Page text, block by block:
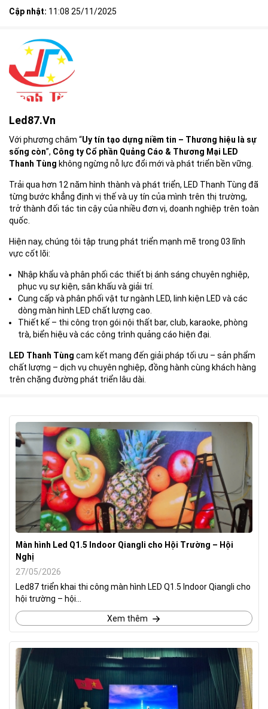
Cập nhật: 11:08 25/11/2025
Led87.vn
Với phương châm “Uy tín tạo dựng niềm tin – Thương hiệu là sự
sống còn”, Công ty Cổ phần Quảng Cáo & Thương Mại LED
Thanh Tùng không ngừng nỗ lực đổi mới và phát triển bền vững.
Trải qua hơn 12 năm hình thành và phát triển, LED Thanh Tùng đã
từng bước khẳng định vị thế và uy tín của mình trên thị trường,
trở thành đối tác tin cậy của nhiều đơn vị, doanh nghiệp trên toàn
quốc.
Hiện nay, chúng tôi tập trung phát triển mạnh mẽ trong 03 lĩnh
vực cốt lõi:
Nhập khẩu và phân phối các thiết bị ánh sáng chuyên nghiệp,
phục vụ sự kiện, sân khấu và giải trí.
Cung cấp và phân phối vật tư ngành LED, linh kiện LED và các
dòng màn hình LED chất lượng cao.
Thiết kế – thi công trọn gói nội thất bar, club, karaoke, phòng
trà, biển hiệu và các công trình quảng cáo hiện đại.
LED Thanh Tùng cam kết mang đến giải pháp tối ưu – sản phẩm
chất lượng – dịch vụ chuyên nghiệp, đồng hành cùng khách hàng
trên chặng đường phát triển lâu dài.
Màn hình Led Q1.5 Indoor Qiangli cho Hội Trường – Hội
Nghị
27/05/2026
Led87 triển khai thi công màn hình LED Q1.5 Indoor Qiangli cho
hội trường – hội...
Xem thêm